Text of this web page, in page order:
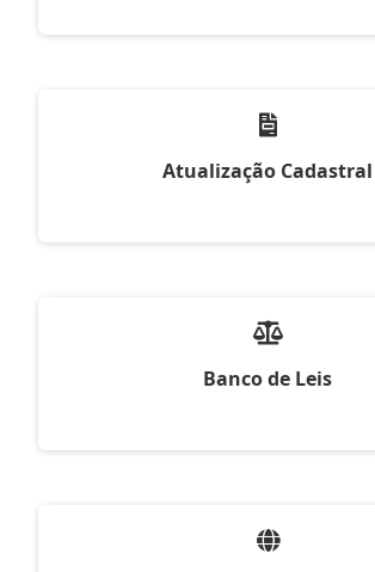
Atualização Cadastral
Banco de Leis